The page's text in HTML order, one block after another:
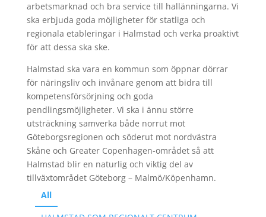
arbetsmarknad och bra service till hallänningarna. Vi
ska erbjuda goda möjligheter för statliga och
regionala etableringar i Halmstad och verka proaktivt
för att dessa ska ske.
Halmstad ska vara en kommun som öppnar dörrar
för näringsliv och invånare genom att bidra till
kompetensförsörjning och goda
pendlingsmöjligheter. Vi ska i ännu större
utsträckning samverka både norrut mot
Göteborgsregionen och söderut mot nordvästra
Skåne och Greater Copenhagen-området så att
Halmstad blir en naturlig och viktig del av
tillväxtområdet Göteborg – Malmö/Köpenhamn.
All